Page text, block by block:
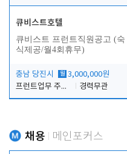
큐비스트호텔
큐비스트 프런트직원공고 (숙
식제공/월4회휴무)
충남 당진시 월 3,000,000원
프런트업무 주간, 야간
경력무관
채용 메인포커스